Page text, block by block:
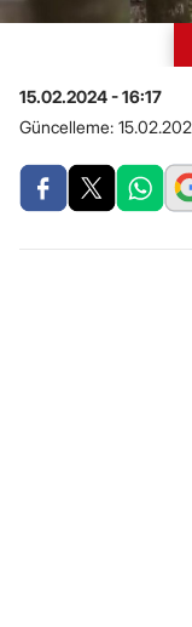
15.02.2024 - 16:17
Güncelleme: